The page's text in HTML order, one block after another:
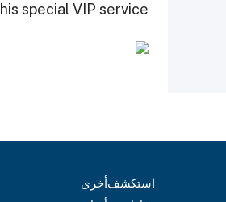
special VIP service.
استكشفأخرى